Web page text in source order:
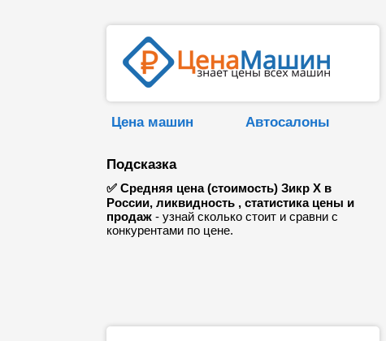
Цена машин Автосалоны
Подсказка
✅ Средняя цена (стоимость) Зикр Х в
России, ликвидность , статистика цены и
продаж - узнай сколько стоит и сравни с
конкурентами по цене.